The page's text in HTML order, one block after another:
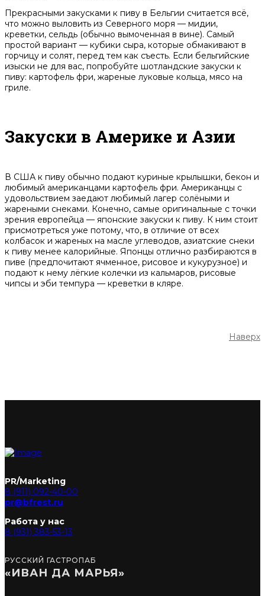
Прекрасными закусками к пиву в Бельгии считается всё,
что можно выловить из Северного моря — мидии,
креветки, сельдь (обычно вымоченная в вине). Самый
простой вариант — кубики сыра, которые обмакивают в
горчицу и солят, перед тем как съесть. Если бельгийские
изыски не для вас, попробуйте шотландские закуски к
пиву: картофель фри, жареные луковые кольца, мясо на
гриле.
Закуски в Америке и Азии
В США к пиву обычно подают куриные крылышки, бекон и
любимый американцами картофель фри. Американцы с
удовольствием заедают любимый лагер солёными и
жареными снеками. Конечно, самые оригинальные с точки
зрения европейца — японские закуски к пиву. К ним стоит
присмотреться уже потому, что, в отличие от всех
колбасок и жареных на масле углеводов, азиатские снеки
к пиву менее калорийные. Японцы отлично разбираются в
пиве (предпочитают ячменное, рисовое и кукурузное) и
подают к нему лёгкие колечки из кальмаров, рисовые
чипсы и эби темпура — креветки в кляре.
Наверх
PR/Marketing
8 (911) 092-40-00
pr@bfrest.ru
Работа у нас
8 (931) 383-53-13
РУССКИЙ ГАСТРОПАБ
«ИВАН ДА МАРЬЯ»